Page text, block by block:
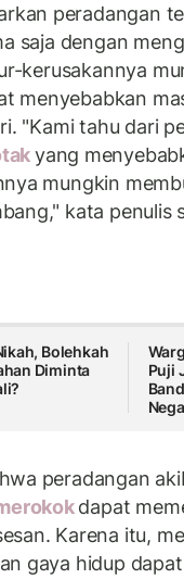
peradangan
saja dengan
kerusakannya
menyebabkan
"Kami tahu dari
yang
mungkin
kata penulis
Bolehkah
Diminta
Puji
peradangan
dapat
Karena itu,
gaya hidup